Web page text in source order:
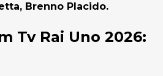
Brenno Placido.
Tv Rai Uno 2026: